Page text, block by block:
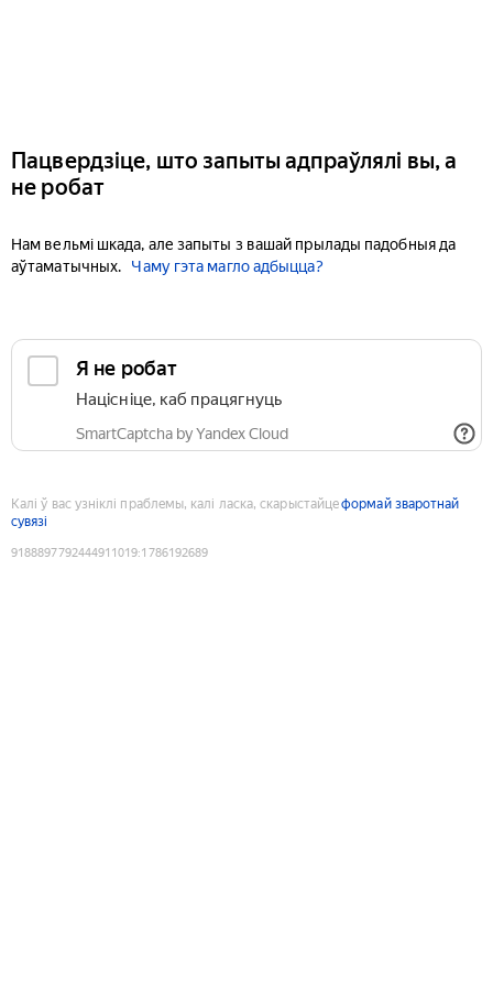
Пацвердзіце, што запыты адпраўлялі вы, а
не робат
Нам вельмі шкада, але запыты з вашай прылады падобныя да
аўтаматычных.
Чаму гэта магло адбыцца?
Я не робат
Націсніце, каб працягнуць
SmartCaptcha by Yandex Cloud
Калі ў вас узніклі праблемы, калі ласка, скарыстайцеформай зваротнай
сувязі
9188897792444911019:1786192689